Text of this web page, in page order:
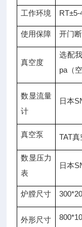
工作环境
使用保障 开门
真空度
选配
pa（
数显流量
计
日本
真空泵 TAT真
数显压力
表
日本
炉膛尺寸
外形尺寸